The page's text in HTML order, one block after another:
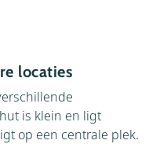
locaties
is klein en ligt
op een centrale plek.